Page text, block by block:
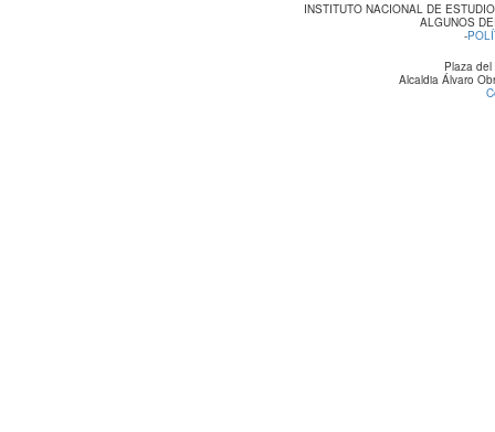
INSTITUTO NACIONAL DE
ALGUNOS
-
Plaza
Alcaldia Álvaro